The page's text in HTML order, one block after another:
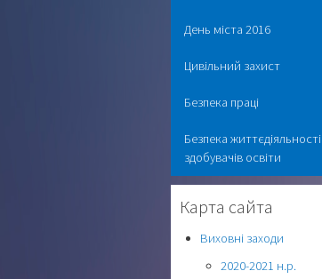
День міста 2016
Цивільний захист
Безпека праці
Безпека життєдіяльності
здобувачів освіти
Карта сайта
Виховні заходи
2020-2021 н.р.